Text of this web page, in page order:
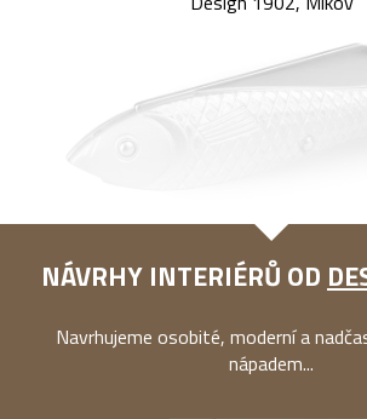
NÁVRHY INTERIÉRŮ OD
Navrhujeme osobité, moderní a
nápadem...